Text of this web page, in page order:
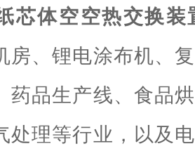
芯体空空热交换装
房、锂电涂布机、
药品生产线、食品
处理等行业，以及